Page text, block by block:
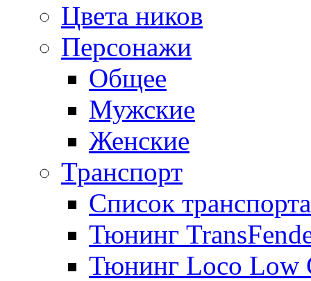
Цвета ников
Персонажи
Общее
Мужские
Женские
Транспорт
Список транспорта
Тюнинг
Тюнинг Loco Low